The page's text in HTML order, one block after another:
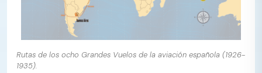
Rutas de los ocho Grandes Vuelos de la aviación española (1926-
1935).